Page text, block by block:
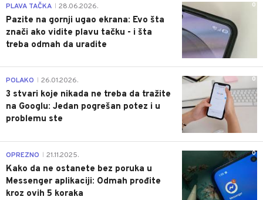
0
PLAVA TAČKA 28.06.2026.
Pazite na gornji ugao ekrana: Evo šta
znači ako vidite plavu tačku - i šta
treba odmah da uradite
0
POLAKO 26.01.2026.
3 stvari koje nikada ne treba da tražite
na Googlu: Jedan pogrešan potez i u
problemu ste
0
OPREZNO 21.11.2025.
Kako da ne ostanete bez poruka u
Messenger aplikaciji: Odmah prođite
kroz ovih 5 koraka